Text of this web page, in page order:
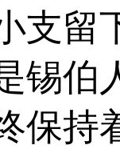
支
锡伯
保持